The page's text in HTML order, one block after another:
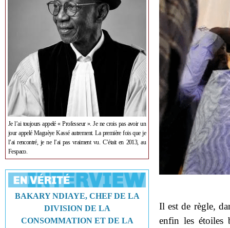
Je l’ai toujours appelé « Professeur ». Je ne crois pas avoir un
jour appelé Maguèye Kassé autrement. La première fois que je
l’ai rencontré, je ne l’ai pas vraiment vu. C’était en 2013, au
Fespaco.
BAKARY NDIAYE, CHEF DE LA
DIVISION DE LA
CONSOMMATION ET DE LA
Il est de règle,
enfin les étoiles